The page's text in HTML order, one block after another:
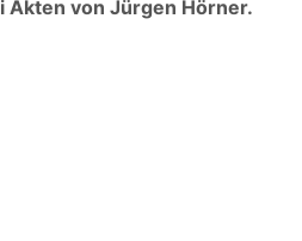
Akten von Jürgen Hörner.